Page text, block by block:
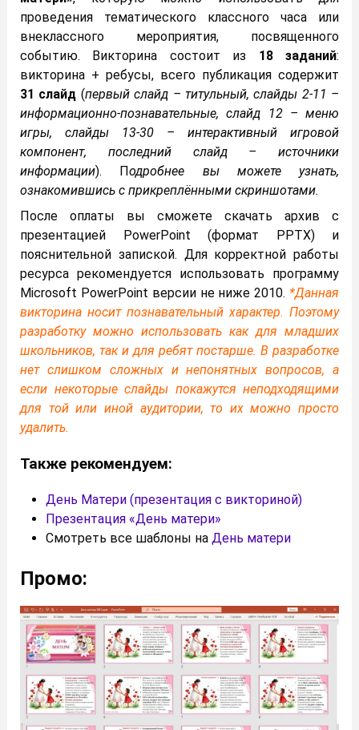
проведения тематического классного часа или
внеклассного мероприятия, посвященного
событию. Викторина состоит из 18 заданий:
викторина + ребусы, всего публикация содержит
31 слайд (первый слайд – титульный, слайды 2-11 –
информационно-познавательные, слайд 12 – меню
игры, слайды 13-30 – интерактивный игровой
компонент, последний слайд – источники
информации). Подробнее вы можете узнать,
ознакомившись с прикреплёнными скриншотами.
После оплаты вы сможете скачать архив с
презентацией PowerPoint (формат PPTX) и
пояснительной запиской. Для корректной работы
ресурса рекомендуется использовать программу
Microsoft PowerPoint версии не ниже 2010. *Данная
викторина носит познавательный характер. Поэтому
разработку можно использовать как для младших
школьников, так и для ребят постарше. В разработке
нет слишком сложных и непонятных вопросов, а
если некоторые слайды покажутся неподходящими
для той или иной аудитории, то их можно просто
удалить.
Также рекомендуем:
День Матери (презентация с викториной)
Презентация «День матери»
Смотреть все шаблоны на День матери
Промо: